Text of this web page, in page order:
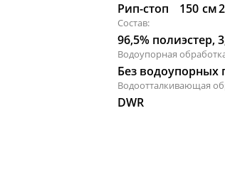
Рип-стоп 150 см
Состав:
96,5% полиэстер,
Водоупорная
Без водоупорных
Водоотталкивающая
DWR